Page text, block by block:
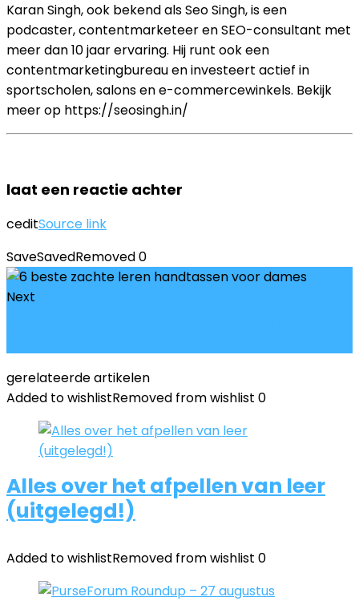
Karan Singh, ook bekend als Seo Singh, is een
podcaster, contentmarketeer en SEO-consultant met
meer dan 10 jaar ervaring. Hij runt ook een
contentmarketingbureau en investeert actief in
sportscholen, salons en e-commercewinkels. Bekijk
meer op https://seosingh.in/
laat een reactie achter
ceditSource link
SaveSavedRemoved0
Next
gerelateerde artikelen
Added to wishlistRemoved from wishlist 0
Alles over het afpellen van leer
(uitgelegd!)
Added to wishlistRemoved from wishlist 0